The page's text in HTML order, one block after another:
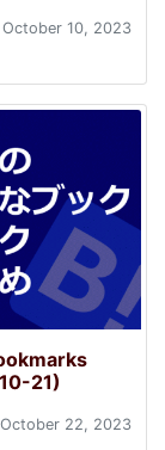
October 10, 2023
21)
October 22, 2023